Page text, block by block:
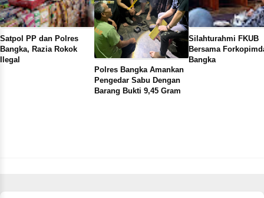
Satpol PP dan Polres
Bangka, Razia Rokok
Ilegal
Polres Bangka Amankan
Pengedar Sabu Dengan
Barang Bukti 9,45 Gram
Silahturahmi FKUB
Bersama
Bangka